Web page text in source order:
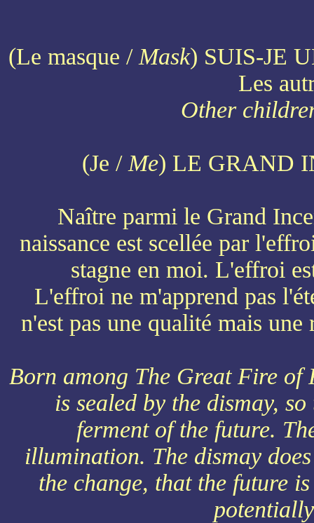
(Le masque / Mask) SUIS-JE
Les
Other
(Je / Me) LE GRAND
Naître parmi le Grand
naissance est scellée par
stagne en moi. L'effroi
L'effroi ne m'apprend pas
n'est pas une qualité mais
Born among The Great Fire of
is sealed by the dismay,
ferment of the future.
illumination. The dismay
the change, that the future